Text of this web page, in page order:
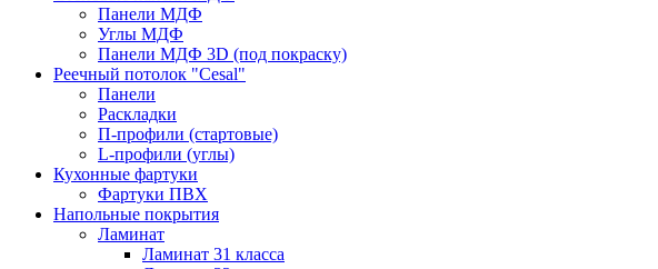
Панели МДФ
Углы МДФ
Панели МДФ 3D (под покраску)
Реечный потолок "Cesal"
Панели
Раскладки
П-профили (стартовые)
L-профили (углы)
Кухонные фартуки
Фартуки ПВХ
Напольные покрытия
Ламинат
Ламинат 31 класса